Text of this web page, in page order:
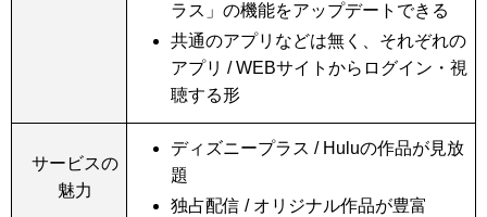
ラス」の機能をアップデートできる
共通のアプリなどは無く、それぞれの
アプリ / WEBサイトからログイン・視
聴する形
サービスの
魅力
ディズニープラス / Huluの作品が見放
題
独占配信 / オリジナル作品が豊富